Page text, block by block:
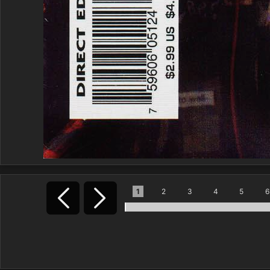
1 2 3 4 5 6